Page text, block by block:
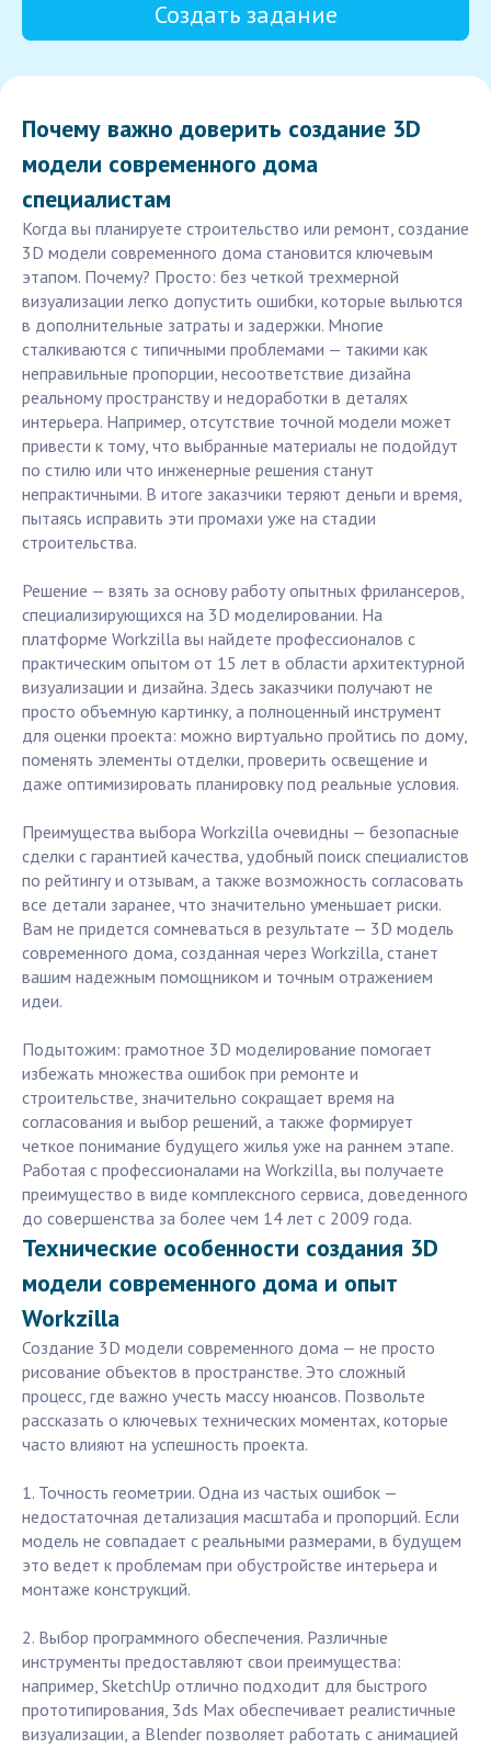
Создать задание
Почему важно доверить создание 3D
модели современного дома
специалистам
Когда вы планируете строительство или ремонт, создание
3D модели современного дома становится ключевым
этапом. Почему? Просто: без четкой трехмерной
визуализации легко допустить ошибки, которые выльются
в дополнительные затраты и задержки. Многие
сталкиваются с типичными проблемами — такими как
неправильные пропорции, несоответствие дизайна
реальному пространству и недоработки в деталях
интерьера. Например, отсутствие точной модели может
привести к тому, что выбранные материалы не подойдут
по стилю или что инженерные решения станут
непрактичными. В итоге заказчики теряют деньги и время,
пытаясь исправить эти промахи уже на стадии
строительства.
Решение — взять за основу работу опытных фрилансеров,
специализирующихся на 3D моделировании. На
платформе Workzilla вы найдете профессионалов с
практическим опытом от 15 лет в области архитектурной
визуализации и дизайна. Здесь заказчики получают не
просто объемную картинку, а полноценный инструмент
для оценки проекта: можно виртуально пройтись по дому,
поменять элементы отделки, проверить освещение и
даже оптимизировать планировку под реальные условия.
Преимущества выбора Workzilla очевидны — безопасные
сделки с гарантией качества, удобный поиск специалистов
по рейтингу и отзывам, а также возможность согласовать
все детали заранее, что значительно уменьшает риски.
Вам не придется сомневаться в результате — 3D модель
современного дома, созданная через Workzilla, станет
вашим надежным помощником и точным отражением
идеи.
Подытожим: грамотное 3D моделирование помогает
избежать множества ошибок при ремонте и
строительстве, значительно сокращает время на
согласования и выбор решений, а также формирует
четкое понимание будущего жилья уже на раннем этапе.
Работая с профессионалами на Workzilla, вы получаете
преимущество в виде комплексного сервиса, доведенного
до совершенства за более чем 14 лет с 2009 года.
Технические особенности создания 3D
модели современного дома и опыт
Workzilla
Создание 3D модели современного дома — не просто
рисование объектов в пространстве. Это сложный
процесс, где важно учесть массу нюансов. Позвольте
рассказать о ключевых технических моментах, которые
часто влияют на успешность проекта.
1. Точность геометрии. Одна из частых ошибок —
недостаточная детализация масштаба и пропорций. Если
модель не совпадает с реальными размерами, в будущем
это ведет к проблемам при обустройстве интерьера и
монтаже конструкций.
2. Выбор программного обеспечения. Различные
инструменты предоставляют свои преимущества:
например, SketchUp отлично подходит для быстрого
прототипирования, 3ds Max обеспечивает реалистичные
визуализации, а Blender позволяет работать с анимацией